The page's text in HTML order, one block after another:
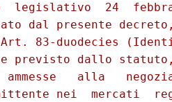
legislativo  24
dal presente
83-duodecies
previsto dallo
ammesse   alla
nei  mercati